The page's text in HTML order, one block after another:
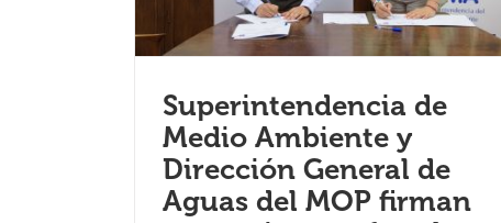
Superintendencia de
Medio Ambiente y
Dirección General de
Aguas del MOP firman